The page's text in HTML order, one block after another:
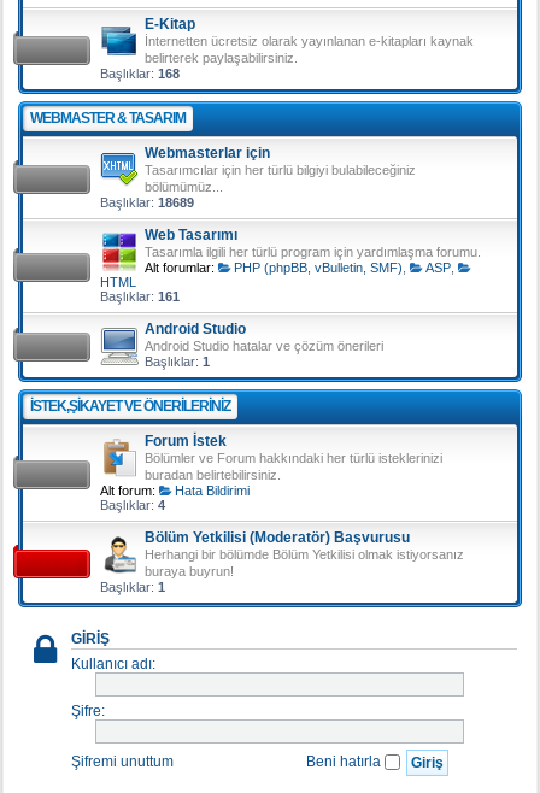
E-Kitap
İnternetten ücretsiz olarak yayınlanan e-kitapları kaynak
belirterek paylaşabilirsiniz.
Başlıklar: 168
WEBMASTER & TASARIM
Webmasterlar için
Tasarımcılar için her türlü bilgiyi bulabileceğiniz
bölümümüz...
Başlıklar: 18689
Web Tasarımı
Tasarımla ilgili her türlü program için yardımlaşma forumu.
Alt forumlar:
PHP (phpBB, vBulletin, SMF) ASP,
HTML
Başlıklar: 161
Android Studio
Android Studio hatalar ve çözüm önerileri
Başlıklar: 1
İSTEK,ŞIKAYET VE ÖNERILERINIZ
Forum İstek
Bölümler ve Forum hakkındaki her türlü isteklerinizi
buradan belirtebilirsiniz.
Alt forum:
Hata Bildirimi
Başlıklar: 4
Bölüm Yetkilisi (Moderatör) Başvurusu
Herhangi bir bölümde Bölüm Yetkilisi olmak istiyorsanız
buraya buyrun!
Başlıklar: 1
GIRIŞ
Kullanıcı adı:
Şifre:
Şifremi unuttum Beni hatırla